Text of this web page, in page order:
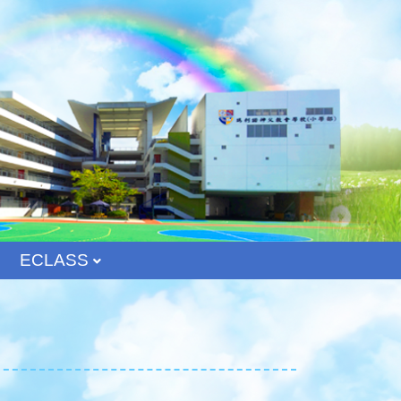
ECLASS